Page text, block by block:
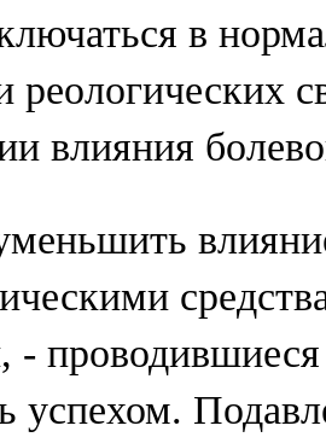
в
реологических
влияния
-
успехом.